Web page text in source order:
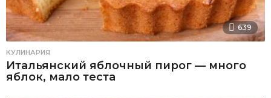
639
КУЛИНАРИЯ
Итальянский яблочный пирог — много
яблок, мало теста